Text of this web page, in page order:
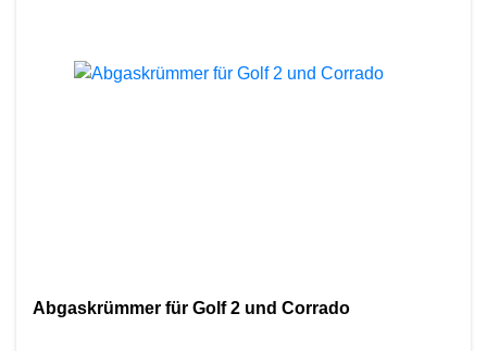
Abgaskrümmer für Golf 2 und Corrado